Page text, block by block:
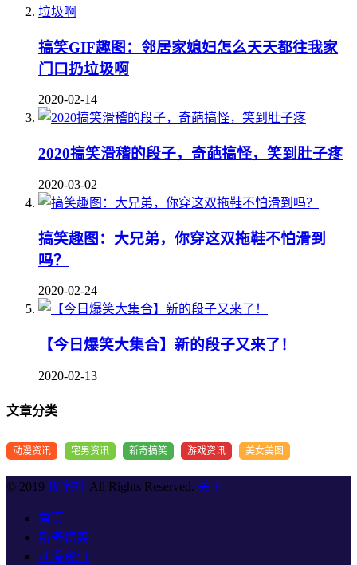
搞笑GIF趣图：邻居家媳妇怎么天天都往我家
门口扔垃圾啊
2020-02-14
2020搞笑滑稽的段子，奇葩搞怪，笑到肚子疼
2020-03-02
搞笑趣图：大兄弟，你穿这双拖鞋不怕滑到
吗？
2020-02-24
【今日爆笑大集合​​】新的段子又来了！
2020-02-13
文章分类
动漫资讯 宅男资讯 新奇搞笑 游戏资讯 美女美图
© 2019 优宅社 All Rights Reserved. 关于
首页
新奇搞笑
动漫资讯